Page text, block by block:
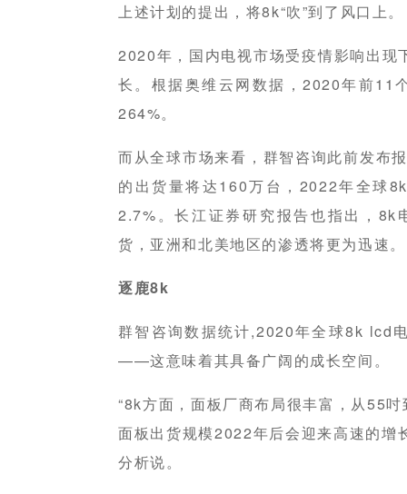
上述计划的提出，将8k“吹”到了风口上。
2020年，国内电视市场受疫情影响出
长。根据奥维云网数据，2020年前11
264%。
而从全球市场来看，群智咨询此前发布
的出货量将达160万台，2022年全球
2.7%。长江证券研究报告也指出，
货，亚洲和北美地区的渗透将更为迅速。
逐鹿8k
群智咨询数据统计,2020年全球8k lcd
——这意味着其具备广阔的成长空间。
“8k方面，面板厂商布局很丰富，从55
面板出货规模2022年后会迎来高速的增
分析说。